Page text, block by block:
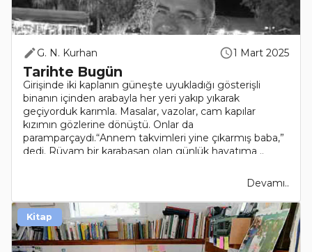
G. N. Kurhan 1 Mart 2025
Tarihte Bugün
Girişinde iki kaplanın güneşte uyukladığı gösterişli
binanın içinden arabayla her yeri yakıp yıkarak
geçiyorduk karımla. Masalar, vazolar, cam kapılar
kızımın gözlerine dönüştü. Onlar da
paramparçaydı.“Annem takvimleri yine çıkarmış baba,”
dedi. Rüyam bir karabasan olan günlük hayatıma ..
Devamı..
Kitap